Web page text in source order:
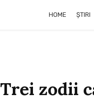
HOME ȘTIRI
Trei zodii